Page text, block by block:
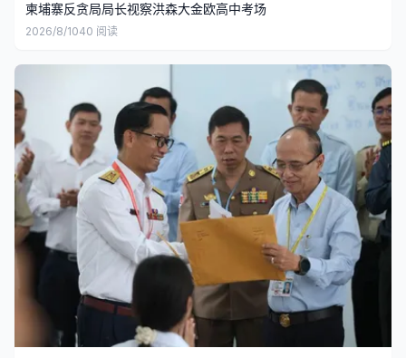
柬埔寨反贪局局长视察洪森大金欧高中考场
2026/8/1040 阅读